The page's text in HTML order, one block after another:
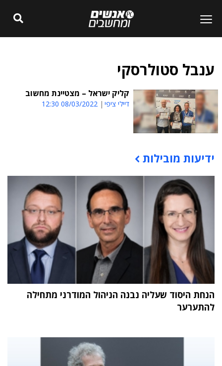
ענבל סטולרסקי
קליק ישראל – מצטיינת מחשוב
דיילי ציפי 08/03/2022 12:30
תוכן פרסומי
ידיעות מובילות
הנחת היסוד שעליה נבנה הניהול המודרני מתחילה
להתערער